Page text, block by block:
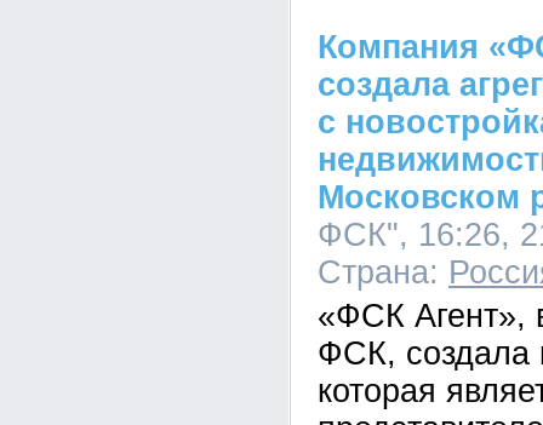
Компания
создала
с
Московском
ФСК", 16:26,
Страна:
«ФСК Агент»,
ФСК, создала
которая